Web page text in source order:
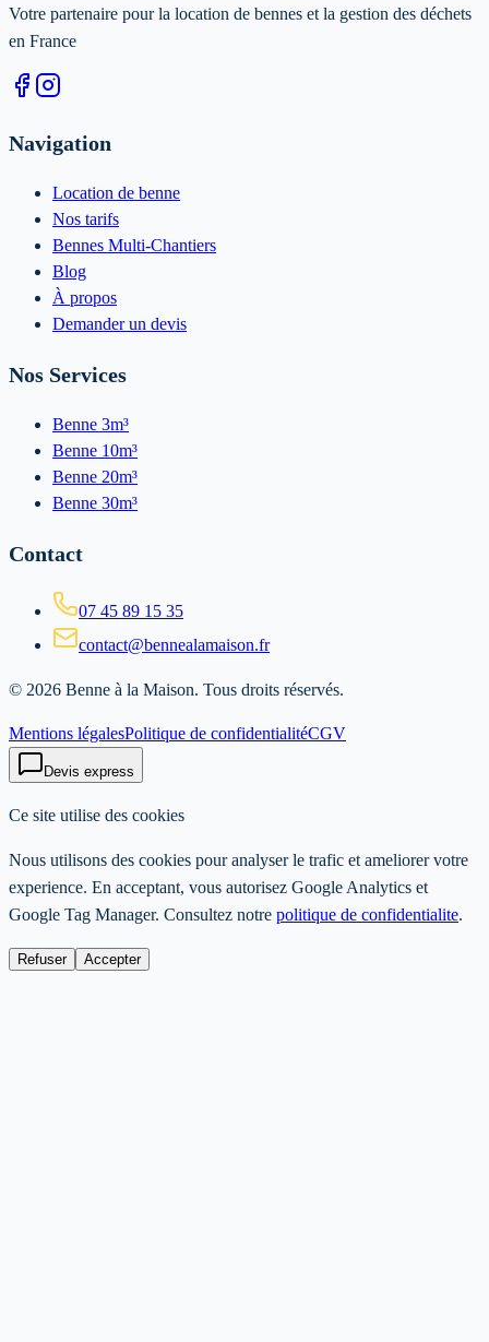
Votre partenaire pour la location de bennes et la gestion des déchets
en France
Navigation
Location de benne
Nos tarifs
Bennes Multi-Chantiers
Blog
À propos
Demander un devis
Nos Services
Benne 3m³
Benne 10m³
Benne 20m³
Benne 30m³
Contact
07 45 89 15 35
contact@bennealamaison.fr
© 2026 Benne à la Maison. Tous droits réservés.
Mentions légalesPolitique de confidentialitéCGV
Devis express
Ce site utilise des cookies
Nous utilisons des cookies pour analyser le trafic et ameliorer votre
experience. En acceptant, vous autorisez Google Analytics et
Google Tag Manager. Consultez notre politique de confidentialite.
Refuser Accepter